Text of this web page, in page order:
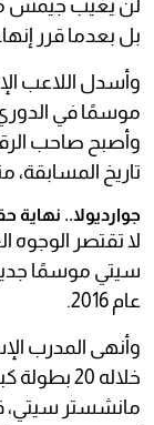
لن يغيب جيمس
بل بعدما قرر
وأصبح صاحب
تاريخ المسابقة،
جوارديولا..
لا تقتصر الوجوه
سيتي موسمًا
عام 2016.
وأنهى المدرب
خلاله 20
مانشستر سيتي،